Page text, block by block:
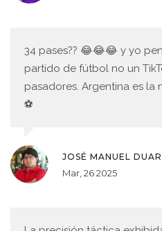
34 pases?? 😂😂😂 y yo
partido de fútbol no un
pasadores. Argentina es la
⚽️
JOSÉ MANUEL
Mar, 26 2025